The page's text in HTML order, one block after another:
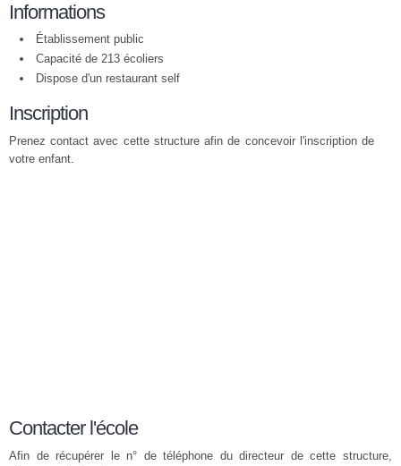
Informations
Établissement public
Capacité de 213 écoliers
Dispose d'un restaurant self
Inscription
Prenez contact avec cette structure afin de concevoir l'inscription de
votre enfant.
Contacter l'école
Afin de récupérer le n° de téléphone du directeur de cette structure,